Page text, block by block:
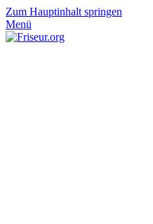
Zum Hauptinhalt springen
Menü